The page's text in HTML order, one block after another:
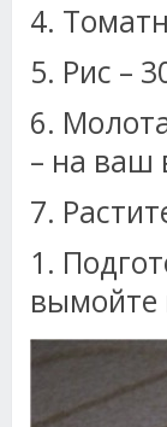
4.
5. Рис –
6.
– на ваш
7.
1.
вымойте